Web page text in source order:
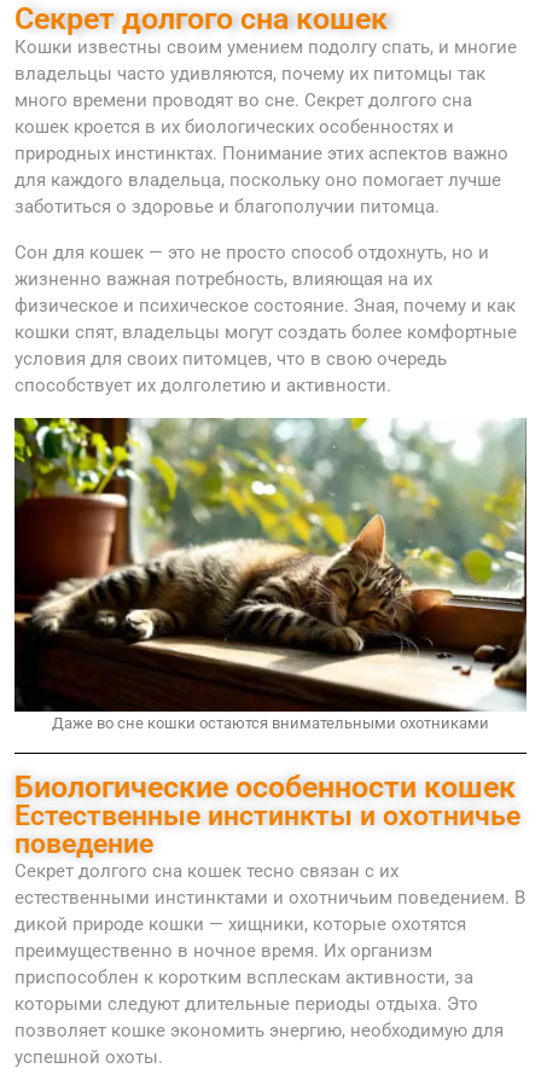
Секрет долгого сна кошек
Кошки известны своим умением подолгу спать, и многие
владельцы часто удивляются, почему их питомцы так
много времени проводят во сне. Секрет долгого сна
кошек кроется в их биологических особенностях и
природных инстинктах. Понимание этих аспектов важно
для каждого владельца, поскольку оно помогает лучше
заботиться о здоровье и благополучии питомца.
Сон для кошек — это не просто способ отдохнуть, но и
жизненно важная потребность, влияющая на их
физическое и психическое состояние. Зная, почему и как
кошки спят, владельцы могут создать более комфортные
условия для своих питомцев, что в свою очередь
способствует их долголетию и активности.
Даже во сне кошки остаются внимательными охотниками
Биологические особенности кошек
Естественные инстинкты и охотничье
поведение
Секрет долгого сна кошек тесно связан с их
естественными инстинктами и охотничьим поведением. В
дикой природе кошки — хищники, которые охотятся
преимущественно в ночное время. Их организм
приспособлен к коротким всплескам активности, за
которыми следуют длительные периоды отдыха. Это
позволяет кошке экономить энергию, необходимую для
успешной охоты.